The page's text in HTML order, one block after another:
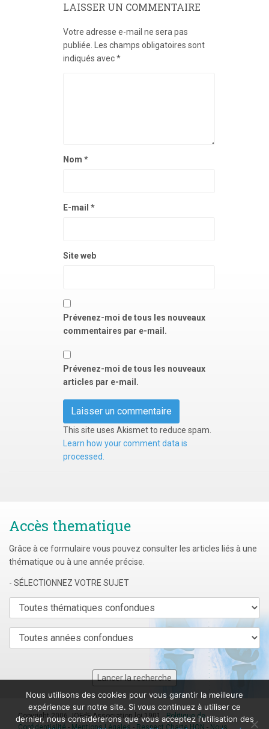
LAISSER UN COMMENTAIRE
Votre adresse e-mail ne sera pas
publiée.
Les champs obligatoires sont
indiqués avec*
Nom *
E-mail *
Site web
Prévenez-moi de tous les nouveaux
commentaires par e-mail.
Prévenez-moi de tous les nouveaux
articles par e-mail.
This site uses Akismet to reduce spam.
Learn how your comment data is
processed.
Accès thematique
Grâce à ce formulaire vous pouvez consulter les articles liés à une
thématique ou à une année précise.
- SÉLECTIONNEZ VOTRE SUJET
Nous utilisons des cookies pour vous garantir la meilleure
expérience sur notre site. Si vous continuez à utiliser ce
dernier, nous considérerons que vous acceptez l'utilisation des
Copyright 2006 JOFdF Association loi 1901 -Politique de
Confidentialité - Mentions Légales - Respect Charte HON - Nous